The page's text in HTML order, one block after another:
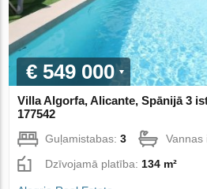
€ 549 000
Villa Algorfa, Alicante, Spānijā 3
177542
Guļamistabas:3
Dzīvojamā platība: 134 m²